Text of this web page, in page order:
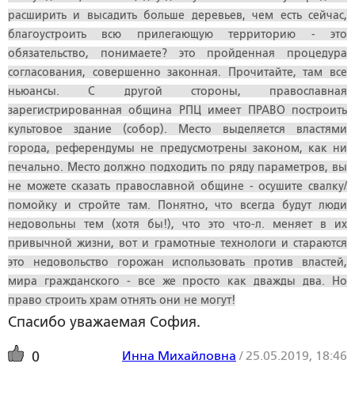
расширить и высадить больше деревьев, чем есть сейчас,
благоустроить всю прилегающую территорию - это
обязательство, понимаете? это пройденная процедура
согласования, совершенно законная. Прочитайте, там все
ньюансы. С другой стороны, православная
зарегистрированная община РПЦ имеет ПРАВО построить
культовое здание (собор). Место выделяется властями
города, референдумы не предусмотрены законом, как ни
печально. Место должно подходить по ряду параметров, вы
не можете сказать православной общине - осушите свалку/
помойку и стройте там. Понятно, что всегда будут люди
недовольны тем (хотя бы!), что это что-л. меняет в их
привычной жизни, вот и грамотные технологи и стараются
это недовольство горожан использовать против властей,
мира гражданского - все же просто как дважды два. Но
право строить храм отнять они не могут!
Спасибо уважаемая София.
0 Инна Михайловна / 25.05.2019, 18:46